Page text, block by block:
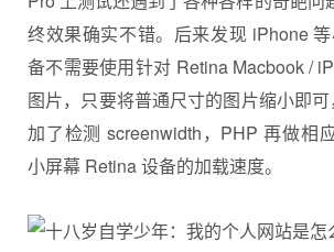
终效果确实不错。后来发现 iPhone
备不需要使用针对 Retina Macbook /
图片，只要将普通尺寸的图片缩小即
加了检测 screenwidth，PHP 再做相
小屏幕 Retina 设备的加载速度。